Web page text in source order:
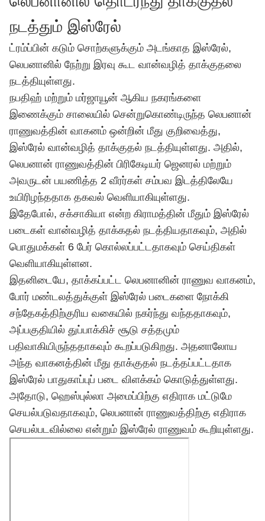
நடத்தும் இஸ்ரேல்
ட்ரம்ப்பின் கடும் சொற்களுக்கும் அடங்காத இஸ்ரேல்,
லெபனானில் நேற்று இரவு கூட வான்வழித் தாக்குதலை
நடத்தியுள்ளது.
நபதிஹ் மற்றும் மர்ஜாயூன் ஆகிய நகரங்களை
இணைக்கும் சாலையில் சென்றுகொண்டிருந்த லெபனான்
ராணுவத்தின் வாகனம் ஒன்றின் மீது குறிவைத்து,
இஸ்ரேல் வான்வழித் தாக்குதல் நடத்தியுள்ளது. அதில்,
லெபனான் ராணுவத்தின் பிரிகேடியர் ஜெனரல் மற்றும்
அவருடன் பயணித்த 2 வீரர்கள் சம்பவ இடத்திலேயே
உயிரிழந்ததாக தகவல் வெளியாகியுள்ளது.
இதேபோல், சக்சாகியா என்ற கிராமத்தின் மீதும் இஸ்ரேல்
படைகள் வான்வழித் தாக்கதல் நடத்தியதாகவும், அதில்
பொதுமக்கள் 6 பேர் கொல்லப்பட்டதாகவும் செய்திகள்
வெளியாகியுள்ளன.
இதனிடையே, தாக்கப்பட்ட லெபனானின் ராணுவ வாகனம்,
போர் மண்டலத்துக்குள் இஸ்ரேல் படைகளை நோக்கி
சந்தேகத்திற்குரிய வகையில் நகர்ந்து வந்ததாகவும்,
அப்பகுதியில் துப்பாக்கிச் சூடு சத்தமும்
பதிவாகியிருந்ததாகவும் கூறப்படுகிறது. அதனாலோய
அந்த வாகனத்தின் மீது தாக்குதல் நடத்தப்பட்டதாக
இஸ்ரேல் பாதுகாப்புப் படை விளக்கம் கொடுத்துள்ளது.
அதோடு, ஹெஸ்புல்லா அமைப்பிற்கு எதிராக மட்டுமே
செயல்படுவதாகவும், லெபனான் ராணுவத்திற்கு எதிராக
செயல்படவில்லை என்றும் இஸ்ரேல் ராணுவம் கூறியுள்ளது.